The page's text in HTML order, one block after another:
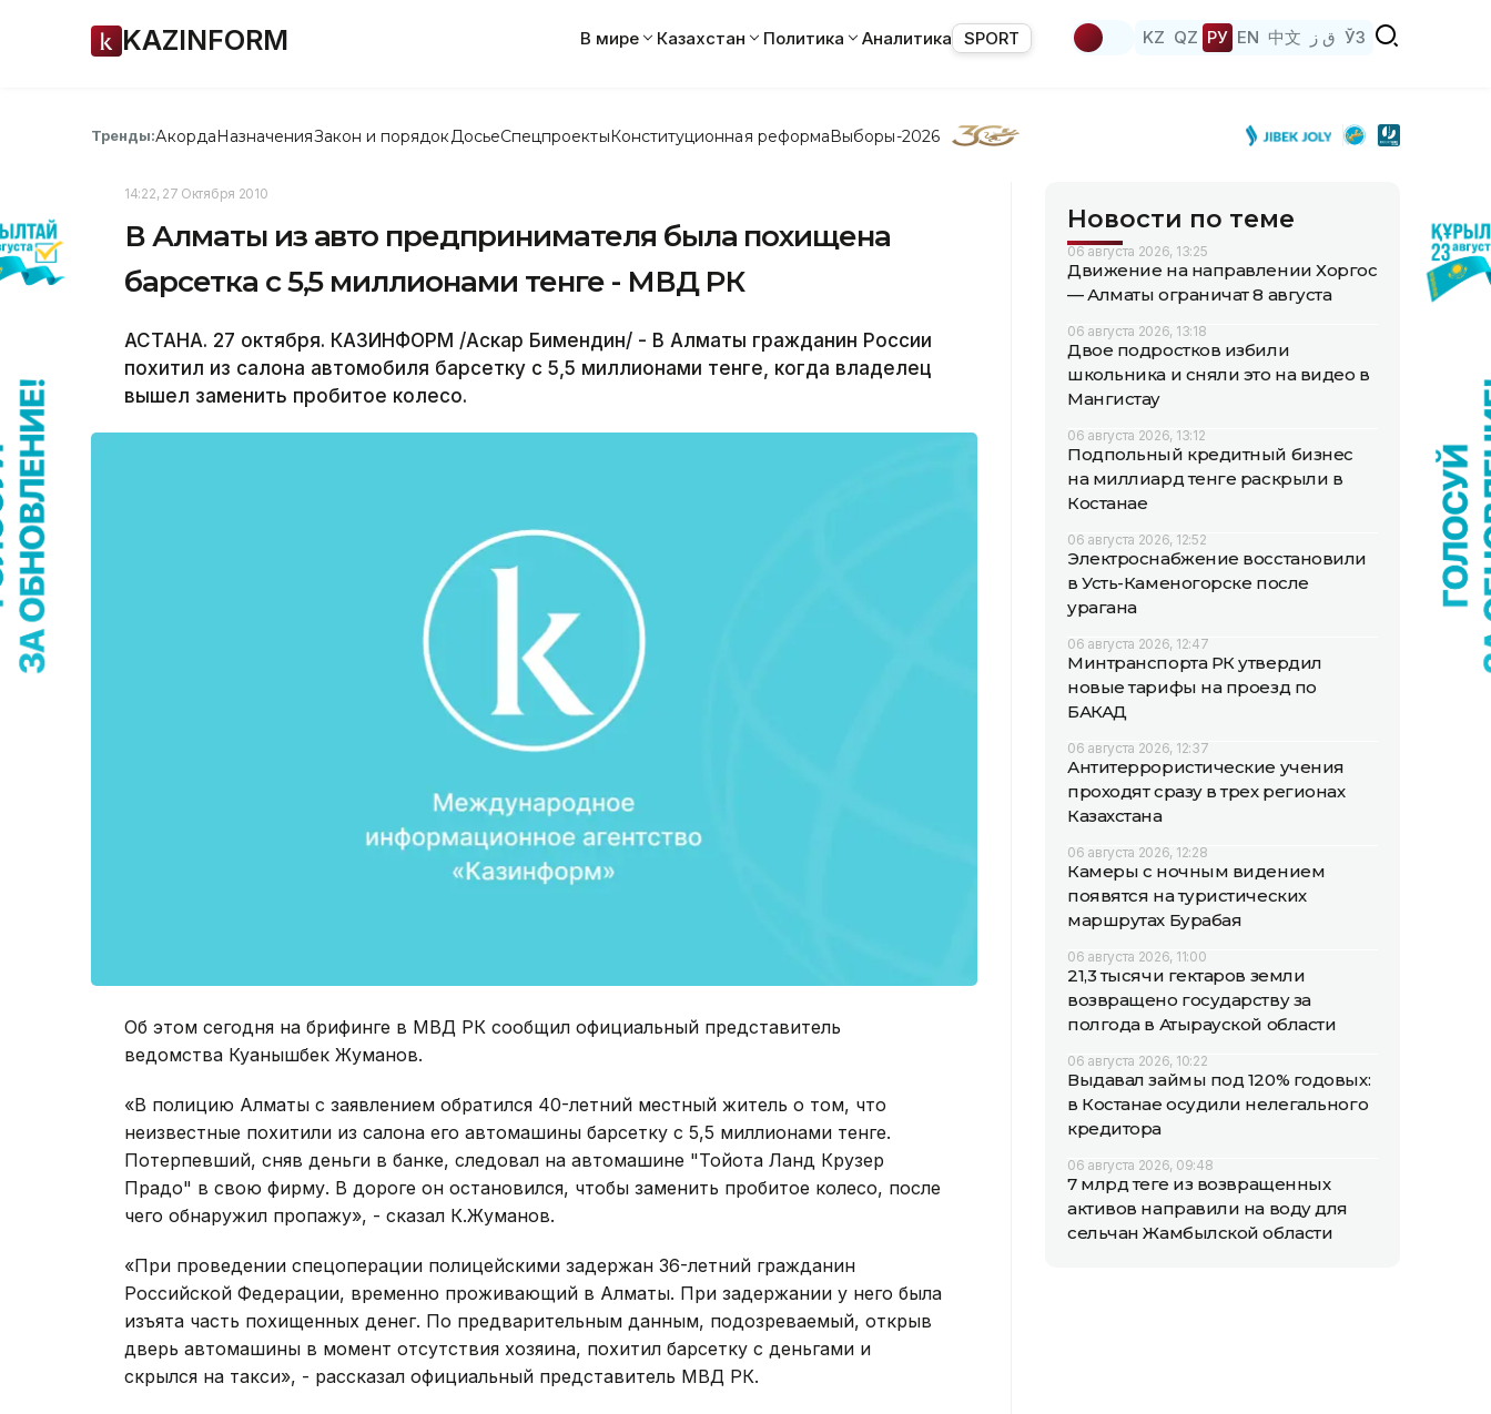
KAZINFORM В мире Казахстан Политика Аналитика SPORT KZ QZ РУ EN 中文 ق ز ЎЗ
Тренды:АкордаНазначенияЗакон и порядок ДосьеСпецпроектыКонституционная реформаВыборы-2026
14:22, 27 Октября 2010
В Алматы из авто предпринимателя была похищена
барсетка с 5,5 миллионами тенге - МВД РК
АСТАНА. 27 октября. КАЗИНФОРМ /Аскар Бимендин/ - В Алматы гражданин России
похитил из салона автомобиля барсетку с 5,5 миллионами тенге, когда владелец
вышел заменить пробитое колесо.
Об этом сегодня на брифинге в МВД РК сообщил официальный представитель
ведомства Куанышбек Жуманов.
«В полицию Алматы с заявлением обратился 40-летний местный житель о том, что
неизвестные похитили из салона его автомашины барсетку с 5,5 миллионами тенге.
Потерпевший, сняв деньги в банке, следовал на автомашине "Тойота Ланд Крузер
Прадо" в свою фирму. В дороге он остановился, чтобы заменить пробитое колесо, после
чего обнаружил пропажу», - сказал К.Жуманов.
«При проведении спецоперации полицейскими задержан 36-летний гражданин
Российской Федерации, временно проживающий в Алматы. При задержании у него была
изъята часть похищенных денег. По предварительным данным, подозреваемый, открыв
дверь автомашины в момент отсутствия хозяина, похитил барсетку с деньгами и
скрылся на такси», - рассказал официальный представитель МВД РК.
Новости по теме
06 августа 2026, 13:25
Движение на направлении Хоргос
— Алматы ограничат 8 августа
06 августа 2026, 13:18
Двое подростков избили
школьника и сняли это на видео в
Мангистау
06 августа 2026, 13:12
Подпольный кредитный бизнес
на миллиард тенге раскрыли в
Костанае
06 августа 2026, 12:52
Электроснабжение восстановили
в Усть-Каменогорске после
урагана
06 августа 2026, 12:47
Минтранспорта РК утвердил
новые тарифы на проезд по
БАКАД
06 августа 2026, 12:37
Антитеррористические учения
проходят сразу в трех регионах
Казахстана
06 августа 2026, 12:28
Камеры с ночным видением
появятся на туристических
маршрутах Бурабая
06 августа 2026, 11:00
21,3 тысячи гектаров земли
возвращено государству за
полгода в Атырауской области
06 августа 2026, 10:22
Выдавал займы под 120% годовых:
в Костанае осудили нелегального
кредитора
06 августа 2026, 09:48
7 млрд теңге из возвращенных
активов направили на воду для
сельчан Жамбылской области